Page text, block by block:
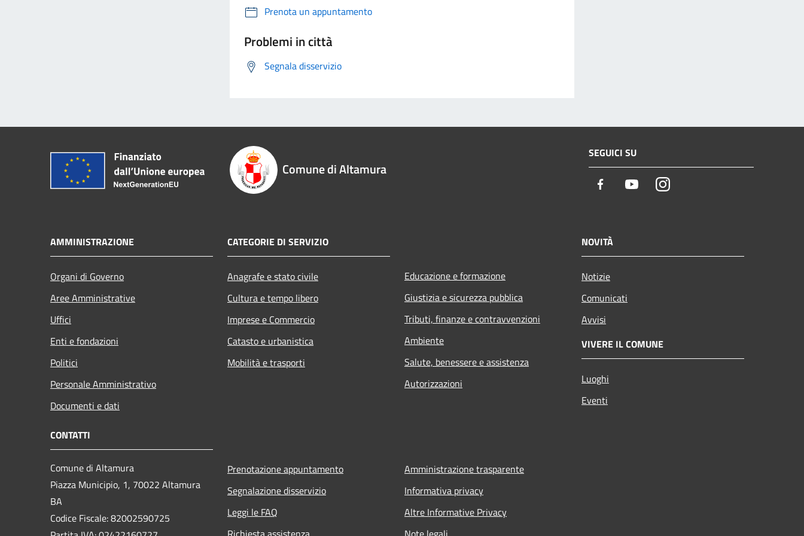
Prenota un appuntamento
Problemi in città
Segnala disservizio
Comune di Altamura
SEGUICI SU
Facebook YoutubeInstagram
AMMINISTRAZIONE
Organi di Governo
Aree Amministrative
Uffici
Enti e fondazioni
Politici
Personale Amministrativo
Documenti e dati
CATEGORIE DI SERVIZIO
Anagrafe e stato civile
Cultura e tempo libero
Imprese e Commercio
Catasto e urbanistica
Mobilità e trasporti
Educazione e formazione
Giustizia e sicurezza pubblica
Tributi, finanze e contravvenzioni
Ambiente
Salute, benessere e assistenza
Autorizzazioni
NOVITÀ
Notizie
Comunicati
Avvisi
VIVERE IL COMUNE
Luoghi
Eventi
CONTATTI
Comune di Altamura
Piazza Municipio, 1, 70022 Altamura
BA
Codice Fiscale: 82002590725
Prenotazione appuntamento
Segnalazione disservizio
Leggi le FAQ
Amministrazione trasparente
Informativa privacy
Altre Informative Privacy